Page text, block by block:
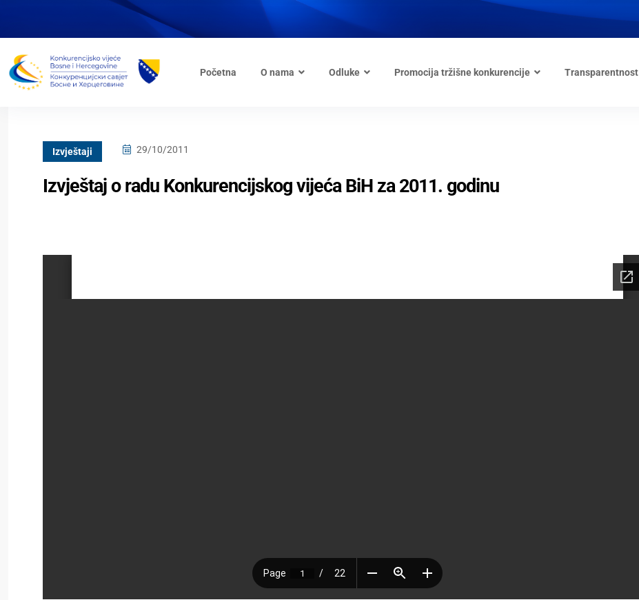
Početna O nama Odluke Promocija tržišne konkurencije Transparentnost
Izvještaji 29/10/2011
Izvještaj o radu Konkurencijskog vijeća BiH za 2011. godinu